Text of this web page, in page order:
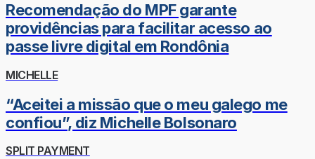
Recomendação do MPF garante
providências para facilitar acesso ao
passe livre digital em Rondônia
MICHELLE
“Aceitei a missão que o meu galego me
confiou”, diz Michelle Bolsonaro
SPLIT PAYMENT